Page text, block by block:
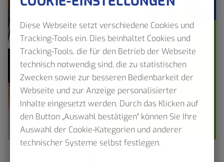
Diese Webseite setzt verschiedene Cookies und
Tracking-Tools ein. Dies beinhaltet Cookies und
Tracking-Tools, die für den Betrieb der Webseite
technisch notwendig sind, die zu statistischen
Zwecken sowie zur besseren Bedienbarkeit der
Webseite und zur Anzeige personalisierter
Inhalte eingesetzt werden. Durch das Klicken auf
den Button „Auswahl bestätigen" können Sie Ihre
Auswahl der Cookie-Kategorien und anderer
technischer Systeme selbst festlegen.